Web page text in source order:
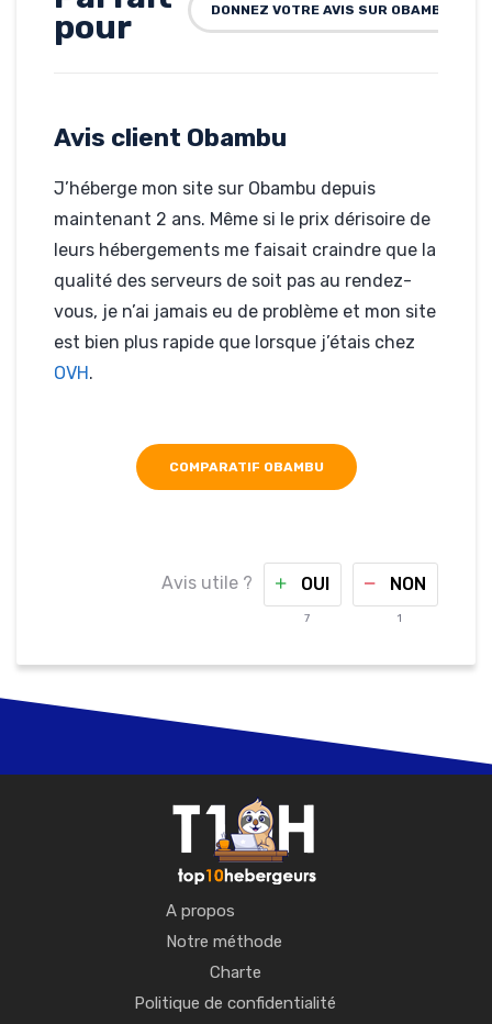
pour
mon
Rédigé par
Hébergé par
Obambu
DONNEZ VOTRE AVIS SUR OBAMBU
Avis client Obambu
J’héberge mon site sur Obambu depuis
maintenant 2 ans. Même si le prix dérisoire de
leurs hébergements me faisait craindre que la
qualité des serveurs de soit pas au rendez-
vous, je n’ai jamais eu de problème et mon site
est bien plus rapide que lorsque j’étais chez
OVH.
COMPARATIF OBAMBU
Avis utile ? OUI
7
NON
1
A propos
Notre méthode
Charte
Politique de confidentialité